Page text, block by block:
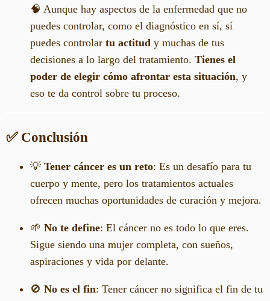
🧠 Aunque hay aspectos de la enfermedad que no
puedes controlar, como el diagnóstico en sí, sí
puedes controlar tu actitud y muchas de tus
decisiones a lo largo del tratamiento. Tienes el
poder de elegir cómo afrontar esta situación, y
eso te da control sobre tu proceso.
✅ Conclusión
💡 Tener cáncer es un reto: Es un desafío para tu
cuerpo y mente, pero los tratamientos actuales
ofrecen muchas oportunidades de curación y mejora.
🌱 No te define: El cáncer no es todo lo que eres.
Sigue siendo una mujer completa, con sueños,
aspiraciones y vida por delante.
🚫 No es el fin: Tener cáncer no significa el fin de tu